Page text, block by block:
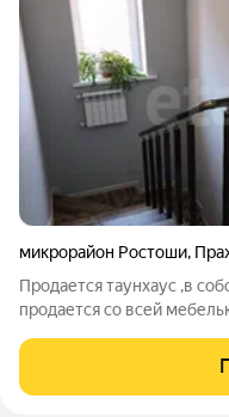
микрорайон Ростоши,
Продается таунхаус ,в
продается со всей
бОльшая часть отделки и
Продажа в связи с